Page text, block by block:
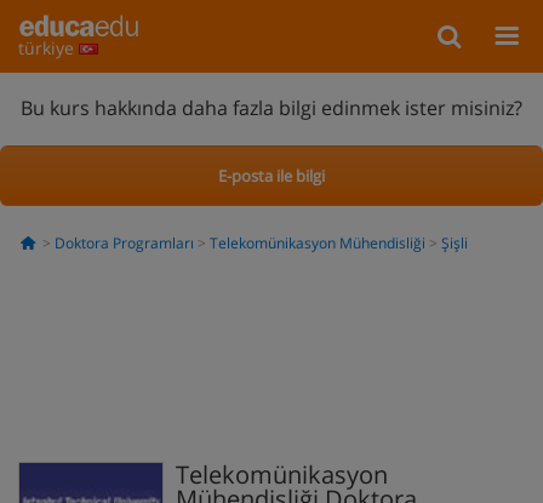
türkiye
Bu kurs hakkında daha fazla bilgi edinmek ister misiniz?
E-posta ile bilgi
Doktora Programları Telekomünikasyon Mühendisliği Şişli
Telekomünikasyon